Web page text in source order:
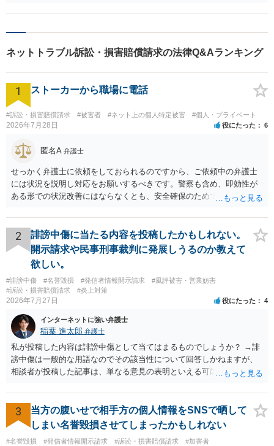
スクを高めます。安全策としては、「当時の説明内容」「再販を確認
にくいです。） 質問２： スクリーンショット公開は必要最小限にして
も注意が必要です。 質問３： 「世界に一つ」「オリジナル制作」を謳
いながら再販前提の説明がなければ、景表法の優良誤認や消費者契約
法の不利益事実不告知に該当し得ます。現実的な対応としては、是
正・差止・再発防止要求を先行し、SNSを用いる方針については最後
ネットトラブル訴訟・損害賠償請求の法律Q&Aランキング
1 ストーカーから職場に電話
#訴訟・損害賠償請求 #被害者 #ネット上の個人特定被害 #個人・プライベート
2026年7月28日 役にたった 6
匿名A 弁護士
せっかく弁護士に依頼をしておられるのですから、ご依頼中の弁護士
には状況を説明し対応をお願いするべきです。警察も含め、即効性が
ある形での状況改善にはならなくとも、安全確保のためできることは
2
誹謗中傷に当たる内容を投稿したかもしれない。
開示請求や民事刑事裁判に発展しうるのか教えて
欲しい。
#誹謗中傷 #名誉毀損 #発信者情報開示請求
#風評被害・営業妨害
#訴訟・損害賠償請求
#炎上対策
2026年7月27日 役にたった 4
インターネットに強い弁護士
稲葉 進太郎 弁護士
私が投稿した内容は誹謗中傷として当てはまるものでしょうか？ →誹
謗中傷は一般的な用語なのでその該当性について回答しかねますが、
相談者が投稿した記事は、単なる意見の表明といえる可能性が高く、
て、開示請求が認められたり、民事裁判や刑事裁判に発展しうるもの
でしょうか？ →権利侵害や、名誉毀損・侮辱に該当する可能性が低い
ため、民事裁判や刑事裁判に発展することはあまり考えられないよう
に思われます。
3
当方の腹いせで相手方の個人情報をSNSで晒して
しまい名誉毀損させてしまったかもしれない
#名誉毀損 #発信者情報開示請求 #訴訟・損害賠償請求
#加害者